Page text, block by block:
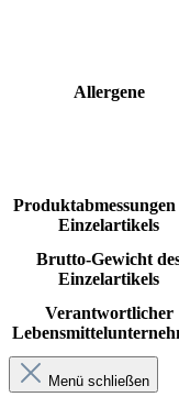
Allergene
Produktabmessungen
Einzelartikels
Brutto-Gewicht
Einzelartikels
Verantwortlicher
Menü schließen